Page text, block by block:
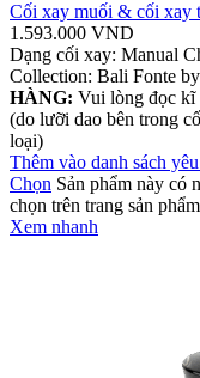
Cối xay muối & cối xay
1.593.000 VND
Dạng cối xay: Manual
Collection: Bali Fonte
HÀNG: Vui lòng đọc kĩ
(do lưỡi dao bên trong
loại)
Thêm vào danh sách
Chọn Sản phẩm này có
chọn trên trang sản phẩm
Xem nhanh